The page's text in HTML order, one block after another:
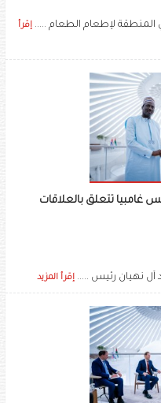
إقرأ
غامبيا تتعلق بالعلاقات
آل نهيان رئيس ..... إقرأ المزيد